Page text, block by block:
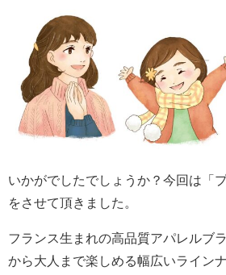
いかがでしたでしょうか？今回は「
をさせて頂きました。
フランス生まれの高品質アパレルブ
から大人まで楽しめる幅広いライン